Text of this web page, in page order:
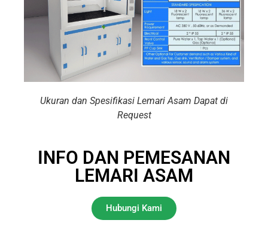
Ukuran dan Spesifikasi Lemari Asam Dapat di
Request
INFO DAN PEMESANAN
LEMARI ASAM
Hubungi Kami